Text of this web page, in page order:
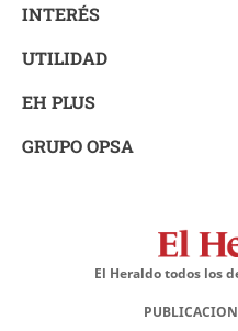
INTERÉS
UTILIDAD
EH PLUS
GRUPO OPSA
El Heraldo todos los